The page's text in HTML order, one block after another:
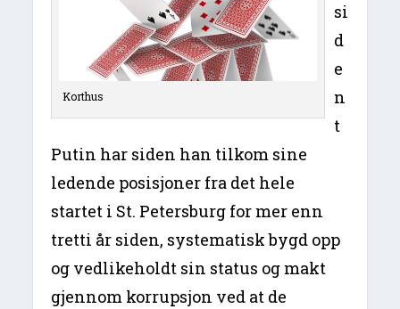
Korthus
si
d
e
n
t
Putin har siden han tilkom sine
ledende posisjoner fra det hele
startet i St. Petersburg for mer enn
tretti år siden, systematisk bygd opp
og vedlikeholdt sin status og makt
gjennom korrupsjon ved at de